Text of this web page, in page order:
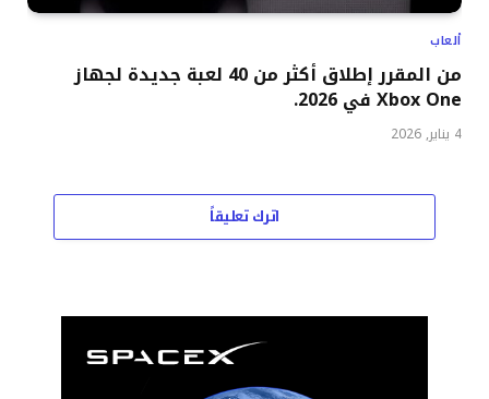
ألعاب
من المقرر إطلاق أكثر من 40 لعبة جديدة لجهاز
Xbox One في 2026.
4 يناير, 2026
اترك تعليقاً